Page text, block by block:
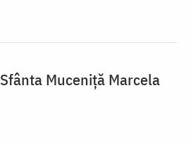
Sfânta Muceniță Marcela